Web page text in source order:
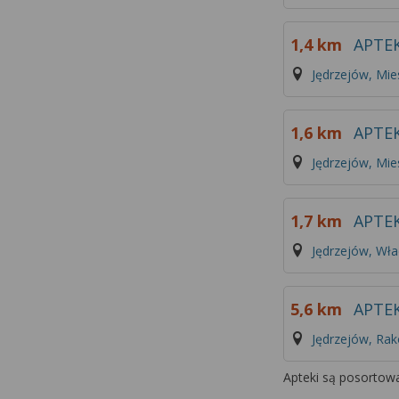
1,4 km
Jędrzejów,
1,6 km
Jędrzejów,
1,7 km
Jędrzejów,
5,6 km
Jędrzejów,
Apteki są